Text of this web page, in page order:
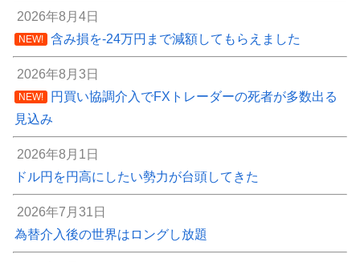
2026年8月4日
NEW! 含み損を-24万円まで減額してもらえました
2026年8月3日
NEW!
円買い協調介入でFXトレーダーの死者が多数出る
見込み
2026年8月1日
ドル円を円高にしたい勢力が台頭してきた
2026年7月31日
為替介入後の世界はロングし放題